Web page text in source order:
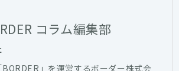
コラム編集部
」を運営するボーダー株式会